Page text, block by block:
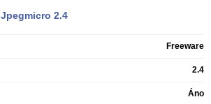
Jpegmicro 2.4
Freeware
2.4
Áno